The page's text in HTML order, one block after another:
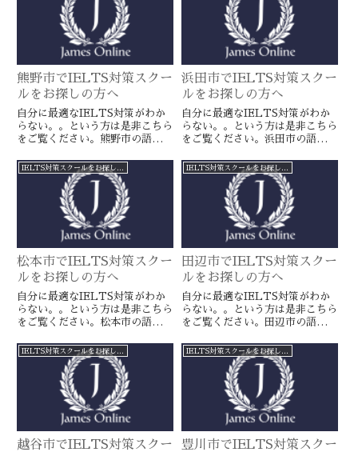
海外留学や移住をお考えの方や国
内大学受験を有利に進めたい方に
外留学や移住をお考えの方や国内
大学受験を有利に進めたい方に是
熊野市でIELTS対策スクー
ルをお探しの方へ
自分に最適なIELTS対策がわか
らない。。という方は是非こちら
をご覧ください。熊野市の語学ス
ラインのIELTS対策ならより確
実に目標達成が近づきます。海外
留学や移住をお考えの方や国内大
学受験を有利に進めたい方に是
浜田市でIELTS対策スクー
ルをお探しの方へ
自分に最適なIELTS対策がわか
らない。。という方は是非こちら
をご覧ください。浜田市の語学ス
ラインのIELTS対策ならより確
実に目標達成が近づきます。海外
留学や移住をお考えの方や国内大
学受験を有利に進めたい方に是
IELTS対策スクールをお探しの方へ
松本市でIELTS対策スクー
ルをお探しの方へ
自分に最適なIELTS対策がわか
らない。。という方は是非こちら
をご覧ください。松本市の語学ス
ラインのIELTS対策ならより確
実に目標達成が近づきます。海外
留学や移住をお考えの方や国内大
学受験を有利に進めたい方に是
IELTS対策スクールをお探しの方へ
田辺市でIELTS対策スクー
ルをお探しの方へ
自分に最適なIELTS対策がわか
らない。。という方は是非こちら
をご覧ください。田辺市の語学ス
ラインのIELTS対策ならより確
実に目標達成が近づきます。海外
留学や移住をお考えの方や国内大
学受験を有利に進めたい方に是
IELTS対策スクールをお探しの方へ
越谷市でIELTS対策スクー
IELTS対策スクールをお探しの方へ
豊川市でIELTS対策スクー